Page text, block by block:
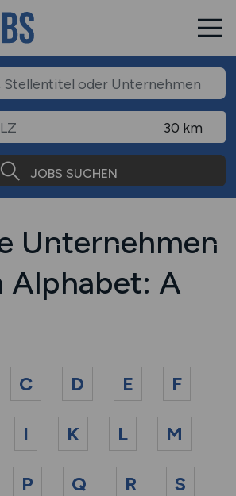
JOBS SUCHEN
Unternehmen
Alphabet: A
C D E F
I K L M
P Q R S